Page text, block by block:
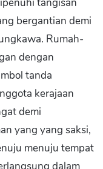
bergantian demi
Rumah-
dengan
tanda
kerajaan
demi
yang yang saksi,
menuju tempat